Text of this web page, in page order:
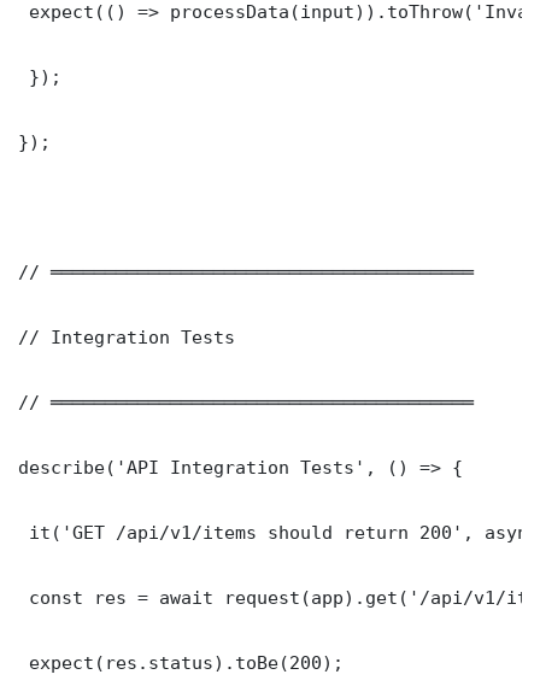
expect(() =>
});
});
// ═══════════════════════════════════════
// Integration Tests
// ═══════════════════════════════════════
describe('API Integration Tests', () => {
it('GET /api/v1/items should return 200',
const res = await request(app).get('/api/v1/
expect(res.status).toBe(200);